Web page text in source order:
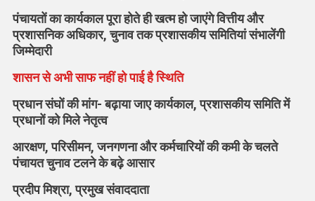
चली
प्रधानी,
गिनती
पंचायतों का कार्यकाल पूरा होते ही खत्म हो जाएंगे वित्तीय और
प्रशासनिक अधिकार, चुनाव तक प्रशासकीय समितियां संभालेंगी
जिम्मेदारी
शासन से अभी साफ नहीं हो पाई है स्थिति
प्रधान संघों की मांग- बढ़ाया जाए कार्यकाल, प्रशासकीय समिति में
प्रधानों को मिले नेतृत्व
आरक्षण, परिसीमन, जनगणना और कर्मचारियों की कमी के चलते
पंचायत चुनाव टलने के बढ़े आसार
प्रदीप मिश्रा, प्रमुख संवाददाता